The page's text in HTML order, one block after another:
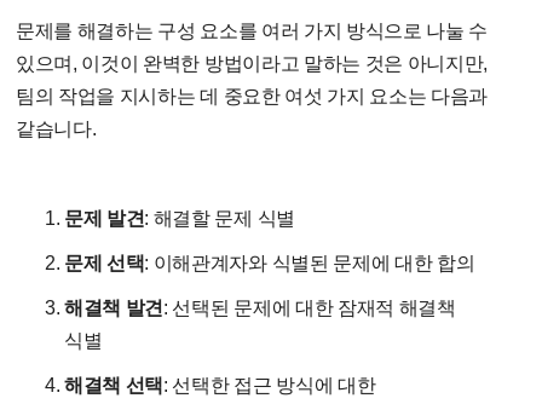
문제를 해결하는 구성 요소를 여러 가지 방식으로 나눌 수
있으며, 이것이 완벽한 방법이라고 말하는 것은 아니지만,
팀의 작업을 지시하는 데 중요한 여섯 가지 요소는 다음과
같습니다.
문제 발견: 해결할 문제 식별
문제 선택: 이해관계자와 식별된 문제에 대한 합의
해결책 발견 : 선택된 문제에 대한 잠재적 해결책
식별
해결책 선택: 선택한 접근 방식에 대한